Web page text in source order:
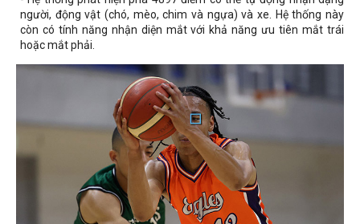
người, động vật (chó, mèo, chim và ngựa) và xe. Hệ thống này
còn có tính năng nhận diện mắt với khả năng ưu tiên mắt trái
hoặc mắt phải.